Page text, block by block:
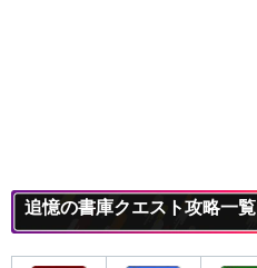
追憶の書庫クエスト攻略一覧